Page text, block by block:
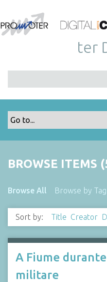
ter
BROWSE ITEMS
Browse All Browse by Tag
Sort by: Title Creator
A Fiume
militare